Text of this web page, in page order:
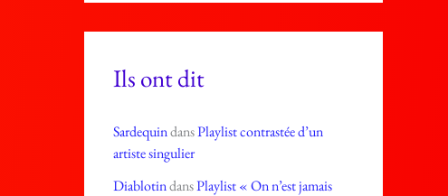
Ils ont dit
SardequindansPlaylist contrastée d’un
artiste singulier
DiablotindansPlaylist « On n’est jamais